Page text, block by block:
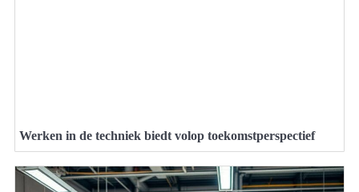
Werken in de techniek biedt volop toekomstperspectief